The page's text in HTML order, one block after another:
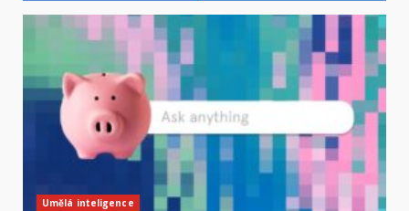
Umělá inteligence